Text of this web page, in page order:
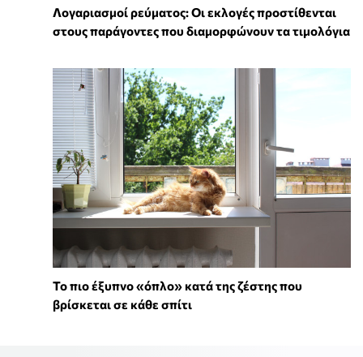
Λογαριασμοί ρεύματος: Οι εκλογές προστίθενται
στους παράγοντες που διαμορφώνουν τα τιμολόγια
To πιο έξυπνο «όπλο» κατά της ζέστης που
βρίσκεται σε κάθε σπίτι